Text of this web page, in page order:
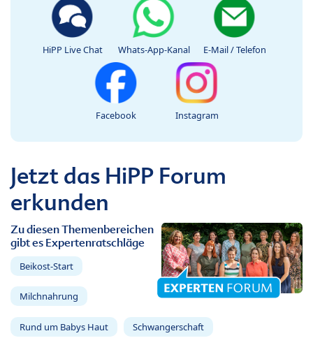
HiPP Live Chat Whats-App-Kanal E-Mail / Telefon
Facebook Instagram
Jetzt das HiPP Forum
erkunden
Zu diesen Themenbereichen
gibt es Expertenratschläge
Beikost-Start
Milchnahrung
Rund um Babys Haut Schwangerschaft